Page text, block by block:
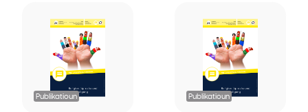
Publikatioun Publikatioun